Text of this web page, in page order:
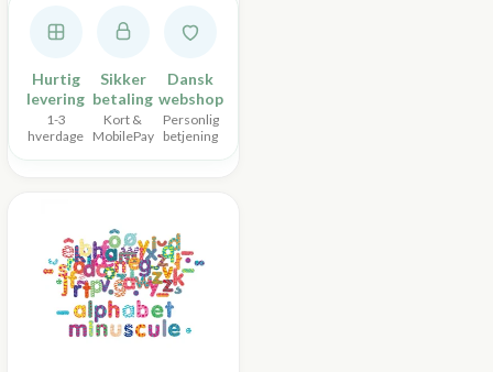
Hurtig
levering
1-3
hverdage
Sikker
betaling
Kort &
MobilePay
Dansk
webshop
Personlig
betjening